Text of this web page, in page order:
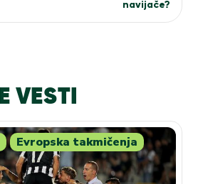
navijače?
VESTI
Evropska takmičenja